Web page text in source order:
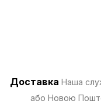
Доставка Наша
або Новою